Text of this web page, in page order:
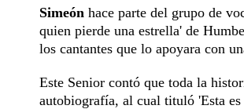
Simeón hace parte del grupo de
quien pierde una estrella' de
los cantantes que lo apoyara con
Este Senior contó que toda la
autobiografía, al cual tituló 'Esta